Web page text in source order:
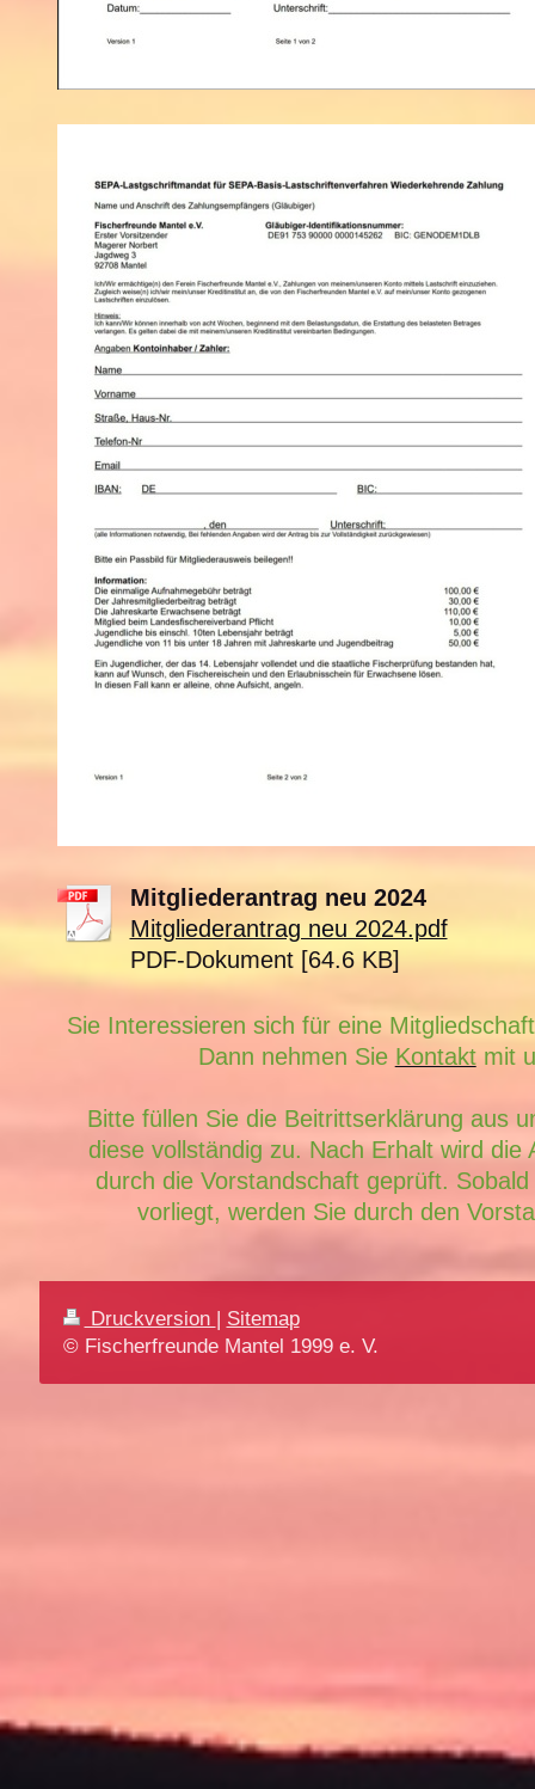
Mitgliederantrag neu 2024
Mitgliederantrag neu 2024.pdf
PDF-Dokument [64.6 KB]
Sie Interessieren sich für eine
Dann nehmen Sie Kontakt mit
Bitte füllen Sie die Beitrittserklärung aus
diese vollständig zu. Nach Erhalt wird die
durch die Vorstandschaft geprüft.
vorliegt, werden Sie durch den
Druckversion | Sitemap
© Fischerfreunde Mantel 1999 e. V.